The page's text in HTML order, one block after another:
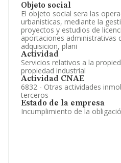
Objeto social
El objeto social sera las
urbanisticas, mediante la
proyectos y estudios de
aportaciones administrativas
adquisicion, plani
Actividad
Servicios relativos a la
propiedad industrial
Actividad CNAE
6832 - Otras actividades
terceros
Estado de la empresa
Incumplimiento de la